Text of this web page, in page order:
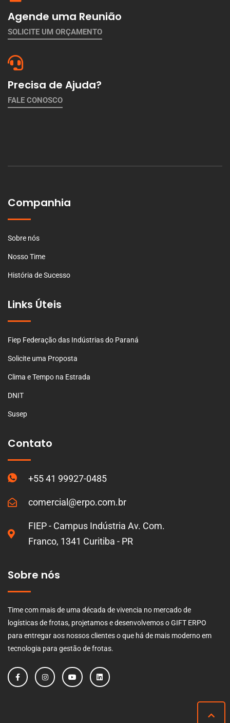
Agende uma Reunião
SOLICITE UM ORÇAMENTO
Precisa de Ajuda?
FALE CONOSCO
Companhia
Sobre nós
Nosso Time
História de Sucesso
Links Úteis
Fiep Federação das Indústrias do Paraná
Solicite uma Proposta
Clima e Tempo na Estrada
DNIT
Susep
Contato
+55 41 99927-0485
comercial@erpo.com.br
FIEP - Campus Indústria Av. Com.
Franco, 1341 Curitiba - PR
Sobre nós
Time com mais de uma década de vivencia no mercado de
logísticas de frotas, projetamos e desenvolvemos o GIFT ERPO
para entregar aos nossos clientes o que há de mais moderno em
tecnologia para gestão de frotas.